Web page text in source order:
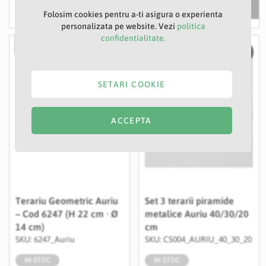
Terariu Geometric Auriu
– Cod 6247 (H 22 cm · Ø
14 cm)
SKU: 6247_Auriu
IN STOC
Set 3 terarii piramide
metalice Auriu 40/30/20
cm
SKU: CS004_AURIU_40_30_20
IN STOC
Folosim cookies pentru a-ti asigura o experienta
personalizata pe website. Vezi politica
confidentialitate.
ACCEPTA
SETARI COOKIE